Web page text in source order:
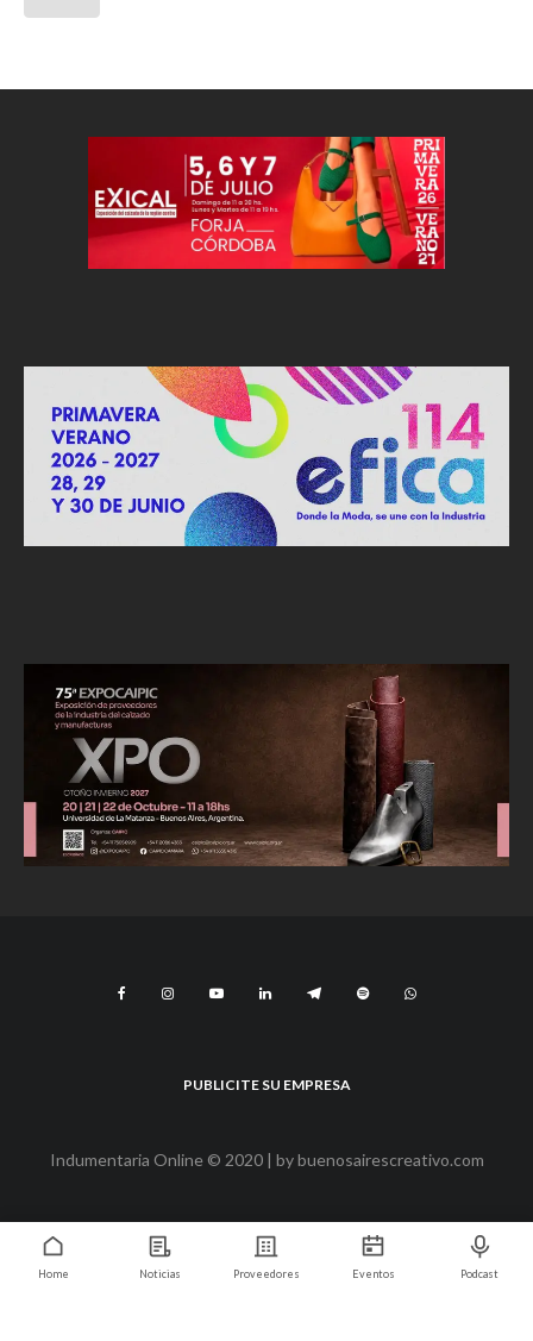
PUBLICITE SU EMPRESA
Indumentaria Online © 2020 | bybuenosairescreativo.com
Home Noticias Proveedores Eventos Podcast